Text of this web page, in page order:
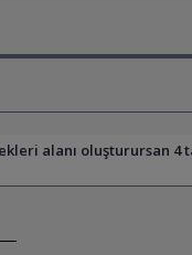
alanı oluşturursan